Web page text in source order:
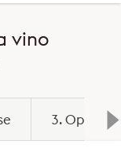
vino
3.